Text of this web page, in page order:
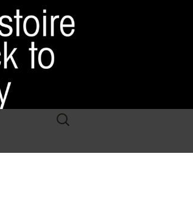
Rechercher :